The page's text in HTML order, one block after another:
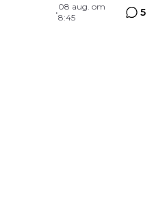
•
08 aug. om
8:45
5